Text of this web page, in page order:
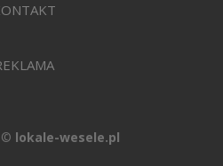
© lokale-wesele.pl